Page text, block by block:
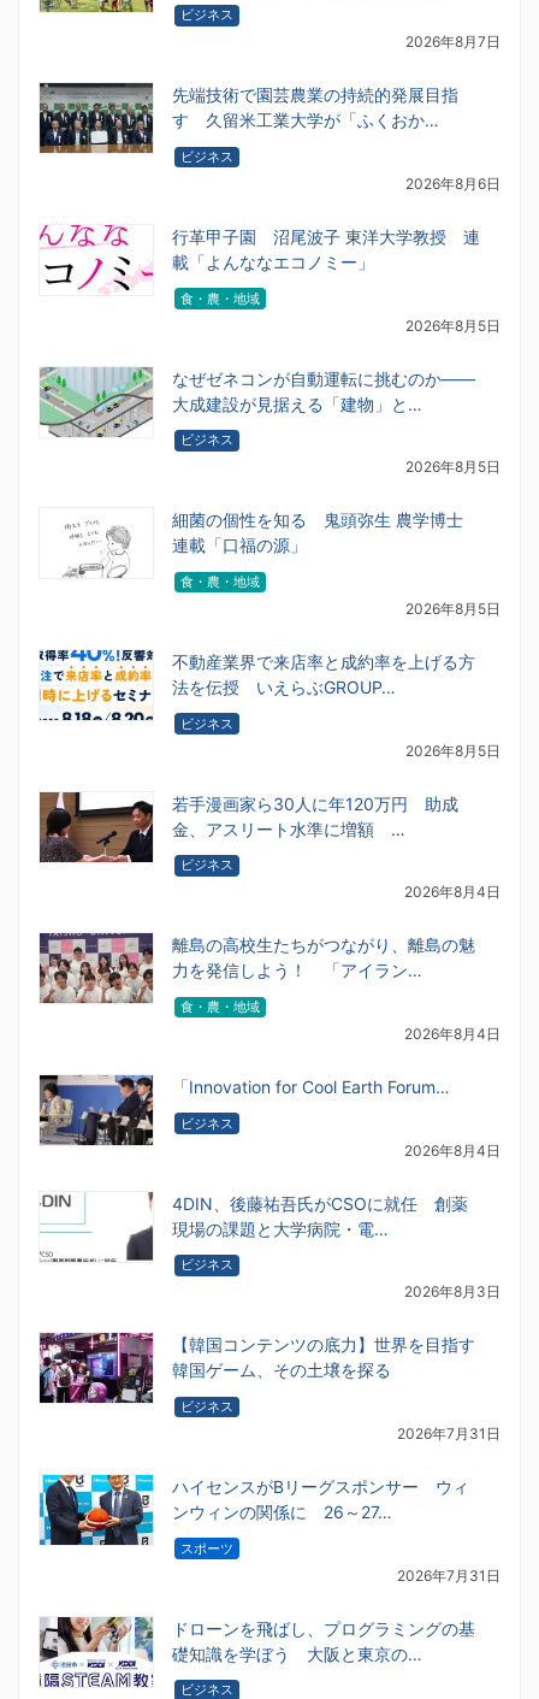
ビジネス
2026年8月7日
先端技術で園芸農業の持続的発展目指
す 久留米工業大学が「ふくおか…
ビジネス
2026年8月6日
行革甲子園 沼尾波子 東洋大学教授 連
載「よんななエコノミー」
食・農・地域
2026年8月5日
なぜゼネコンが自動運転に挑むのか――
大成建設が見据える「建物」と…
ビジネス
2026年8月5日
細菌の個性を知る 鬼頭弥生 農学博士
連載「口福の源」
食・農・地域
2026年8月5日
不動産業界で来店率と成約率を上げる方
法を伝授 いえらぶGROUP…
ビジネス
2026年8月5日
若手漫画家ら30人に年120万円 助成
金、アスリート水準に増額 …
ビジネス
2026年8月4日
離島の高校生たちがつながり、離島の魅
力を発信しよう！ 「アイラン…
食・農・地域
2026年8月4日
「Innovation for Cool Earth Forum…
ビジネス
2026年8月4日
4DIN、後藤祐吾氏がCSOに就任 創薬
現場の課題と大学病院・電…
ビジネス
2026年8月3日
【韓国コンテンツの底力】世界を目指す
韓国ゲーム、その土壌を探る
ビジネス
2026年7月31日
ハイセンスがBリーグスポンサー ウィ
ンウィンの関係に 26～27…
スポーツ
2026年7月31日
ドローンを飛ばし、プログラミングの基
礎知識を学ぼう 大阪と東京の…
ビジネス